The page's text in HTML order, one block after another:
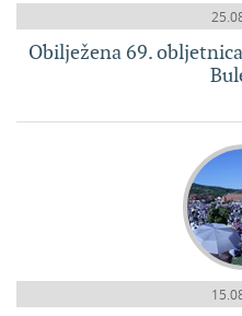
Obilježena 69.